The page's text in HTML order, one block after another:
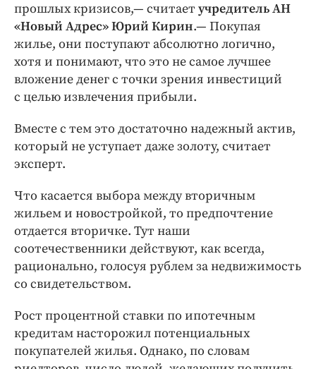
прошлых кризисов,— считает учредитель АН
«Новый Адрес» Юрий Кирин.— Покупая
жилье, они поступают абсолютно логично,
хотя и понимают, что это не самое лучшее
вложение денег с точки зрения инвестиций
с целью извлечения прибыли.
Вместе с тем это достаточно надежный актив,
который не уступает даже золоту, считает
эксперт.
Что касается выбора между вторичным
жильем и новостройкой, то предпочтение
отдается вторичке. Тут наши
соотечественники действуют, как всегда,
рационально, голосуя рублем за недвижимость
со свидетельством.
Рост процентной ставки по ипотечным
кредитам насторожил потенциальных
покупателей жилья. Однако, по словам